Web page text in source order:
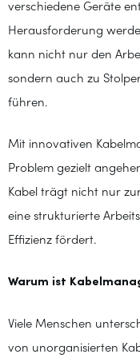
verschiedene Geräte
Herausforderung
kann nicht nur den
sondern auch zu
führen.
Mit innovativen
Problem gezielt
Kabel trägt nicht nur
eine strukturierte
Effizienz fördert.
Warum ist
Viele Menschen
von unorganisierten